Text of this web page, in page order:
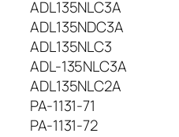
2
0
V
,
6
.
7
5
ADL135NLC3A
ADL135NDC3A
ADL135NLC3
ADL-135NLC3A
ADL135NLC2A
PA-1131-71
PA-1131-72